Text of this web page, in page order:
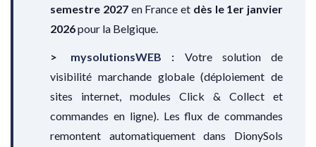
semestre 2027en France et dès le 1er janvier
2026pour la Belgique.
mysolutionsWEB : Votre solution de
visibilité marchande globale (déploiement de
sites internet, modules Click & Collect et
commandes en ligne). Les flux de commandes
remontent automatiquement dans DionySols